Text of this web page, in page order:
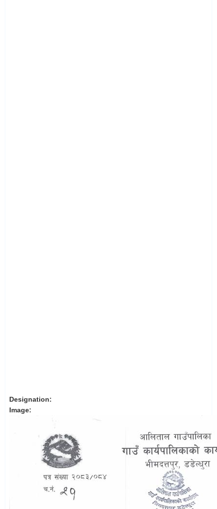
Designation:
Image: